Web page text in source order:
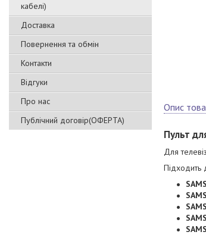
кабелі)
Доставка
Повернення та обмін
Контакти
Відгуки
Про нас
Публічний договір(ОФЕРТА)
Опис
Пульт
Для
Підходить